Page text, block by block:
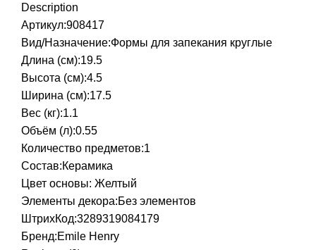
Description
Артикул:908417
Вид/Назначение:Формы для запекания круглые
Длина (см):19.5
Высота (см):4.5
Ширина (см):17.5
Вес (кг):1.1
Объём (л):0.55
Количество предметов:1
Состав:Керамика
Цвет основы: Желтый
Элементы декора:Без элементов
ШтрихКод:3289319084179
Бренд:Emile Henry